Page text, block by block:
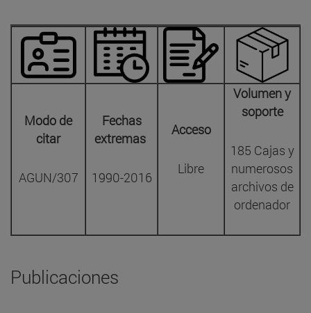
Modo de
citar
AGUN/307
Fechas
extremas
1990-2016
Acceso
Libre
Volumen y
soporte
185 Cajas y
numerosos
archivos de
ordenador
Publicaciones